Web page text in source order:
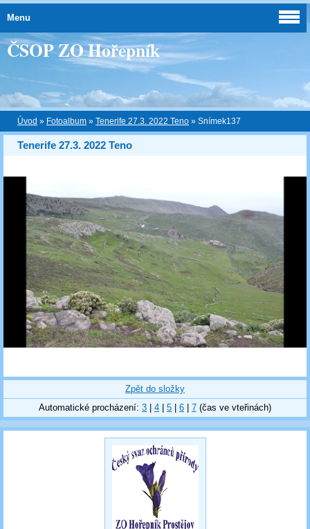
ČSOP ZO Hořepník
Úvod » Fotoalbum » Tenerife 27.3. 2022 Teno » Snímek137
Tenerife 27.3. 2022 Teno
Zpět do složky
Automatické procházení: 3 | 4 | 5 | 6 | 7 (čas ve vteřinách)
Menu